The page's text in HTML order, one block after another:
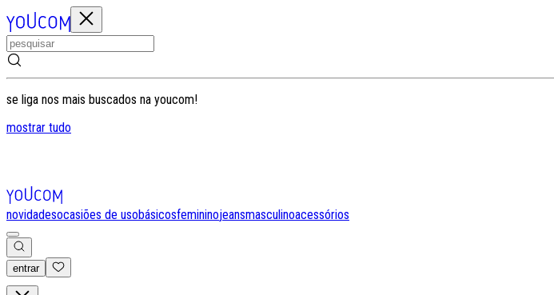
se liga nos mais buscados na youcom!
mostrar tudo
novidadesocasiões de usobásicosfemininojeansmasculinoacessórios
entrar